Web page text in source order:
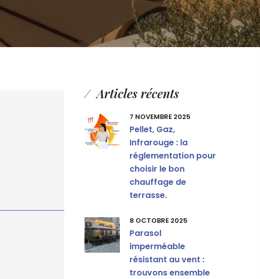
Articles récents
7 NOVEMBRE 2025
Pellet, Gaz,
Infrarouge : la
réglementation pour
choisir le bon
chauffage de
terrasse.
8 OCTOBRE 2025
Parasol
imperméable
résistant au vent :
trouvons ensemble